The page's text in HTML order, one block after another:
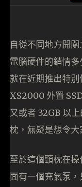
自從不同地方開
電腦硬件的銷情
就在近期推出特
XS2000 外置
又或者 32GB 以
枕，無疑是想令大
至於這個頸枕在
面有一個充氣泵